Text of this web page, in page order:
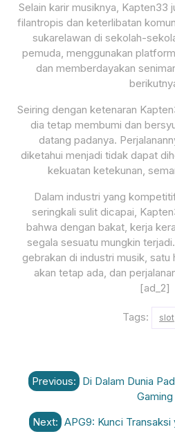
Selain karir musiknya, Kapten33
filantropis dan keterlibatan
sukarelawan di sekolah-
pemuda, menggunakan
dan memberdayakan
Seiring dengan ketenaran
dia tetap membumi dan
datang padanya.
diketahui menjadi tidak dapat
kekuatan ketekunan,
Dalam industri yang
seringkali sulit dicapai,
bahwa dengan bakat, kerja
segala sesuatu mungkin
gebrakan di industri musik, satu
akan tetap ada, dan
[ad_2]
Tags: slot
Post
navigation
Previous: Di Dalam Dunia
Gaming
Next: APG9: Kunci